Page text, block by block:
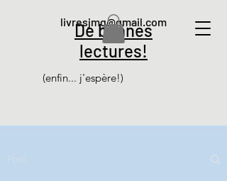
De bonnes
lectures!
(enfin... j'espère!)
livresjmg@gmail.com